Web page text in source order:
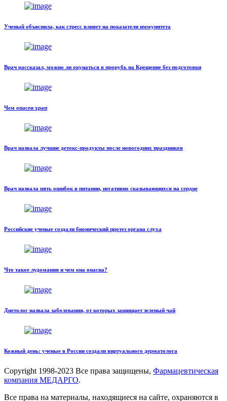
Ученый объяснила, как стресс влияет на показатели иммунитета
Врач рассказал, можно ли окунаться в прорубь на Крещение без подготовки
Чем опасен храп
Врач назвала лучшие детокс-продукты после новогодних праздников
Врач назвала пять ошибок в питании, негативно сказывающихся на сердце
Российские ученые создали бионический протез органа слуха
Что такое лудомания и чем она опасна?
Диетолог назвала заболевания, от которых защищает зеленый чай
Кожный день: ученые в России создали виртуального дерматолога
Copyright 1998-2023 Все права защищены, Фармацевтическая
компания МЕДАРГО.
Все права на материалы, находящиеся на сайте, охраняются в